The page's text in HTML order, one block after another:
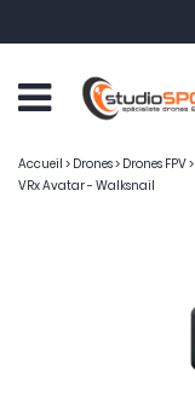
Accueil > Drones> Drones FPV>
VRx Avatar - Walksnail